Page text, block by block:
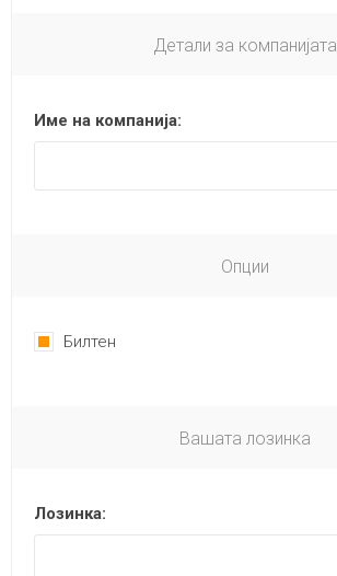
Детали за компанијата
Име на компанија:
Опции
Билтен
Вашата лозинка
Лозинка: